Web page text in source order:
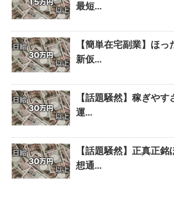
最短...
【簡単在宅副業】ほ
新仮...
【話題騒然】稼ぎや
運...
【話題騒然】正真正
想通...